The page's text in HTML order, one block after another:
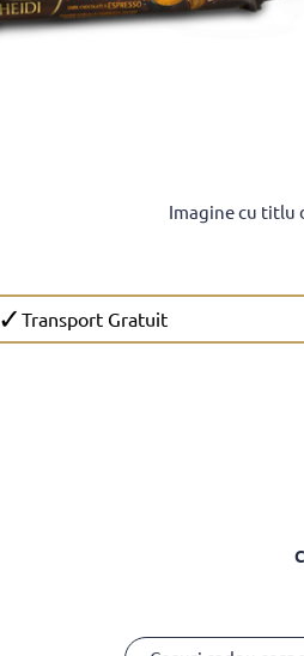
Imagine cu titlu
✓Transport Gratuit